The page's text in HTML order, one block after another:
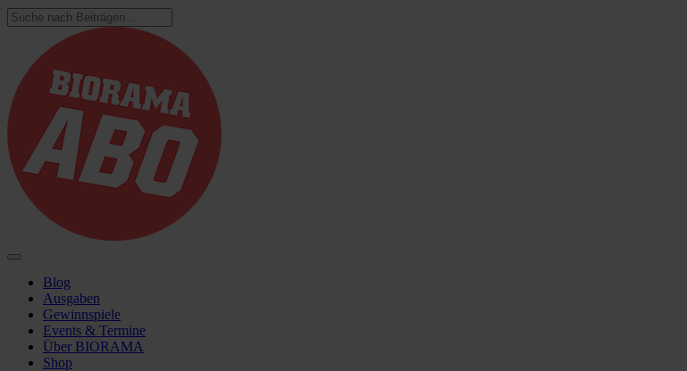
Blog
Ausgaben
Gewinnspiele
Events & Termine
Über BIORAMA
Shop